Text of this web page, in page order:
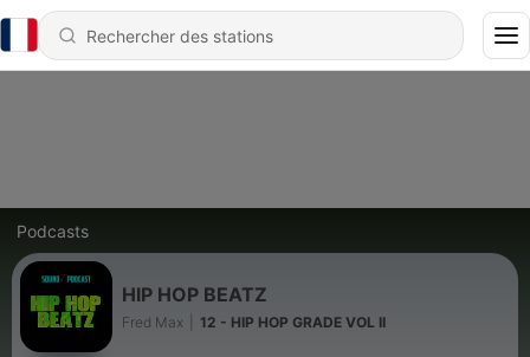
Podcasts
HIP HOP BEATZ
Fred Max 12 - HIP HOP GRADE VOL II